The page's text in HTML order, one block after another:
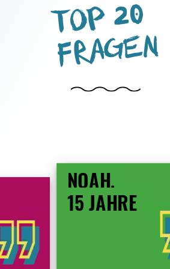
TOP 20
FRAGEN
NOAH,
15 JAHRE